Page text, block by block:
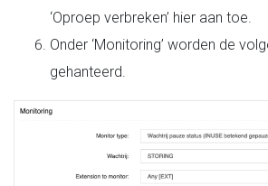
‘Oproep verbreken’ hier aan toe.
Onder ‘Monitoring’ worden de
gehanteerd.